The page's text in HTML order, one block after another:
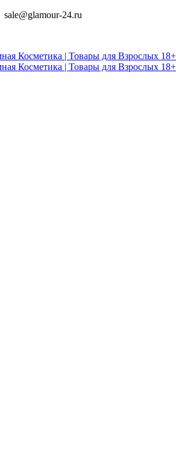
sale@glamour-24.ru